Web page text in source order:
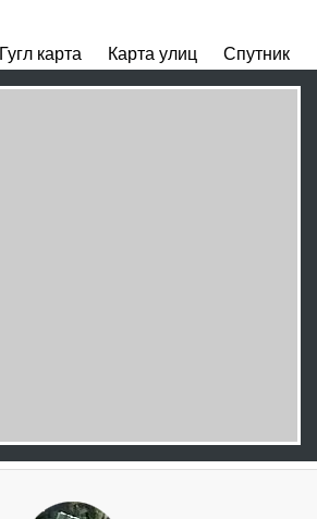
Гугл карта Карта улиц Спутник